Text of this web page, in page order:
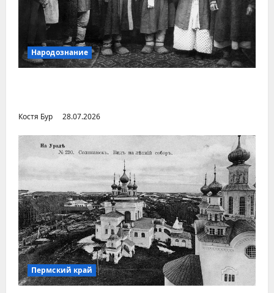
Народознание
Костя Бур 28.07.2026
Пермский край